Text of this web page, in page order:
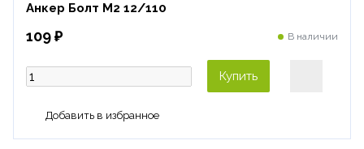
Анкер Болт М2 12/110
109 ₽ В наличии
Купить